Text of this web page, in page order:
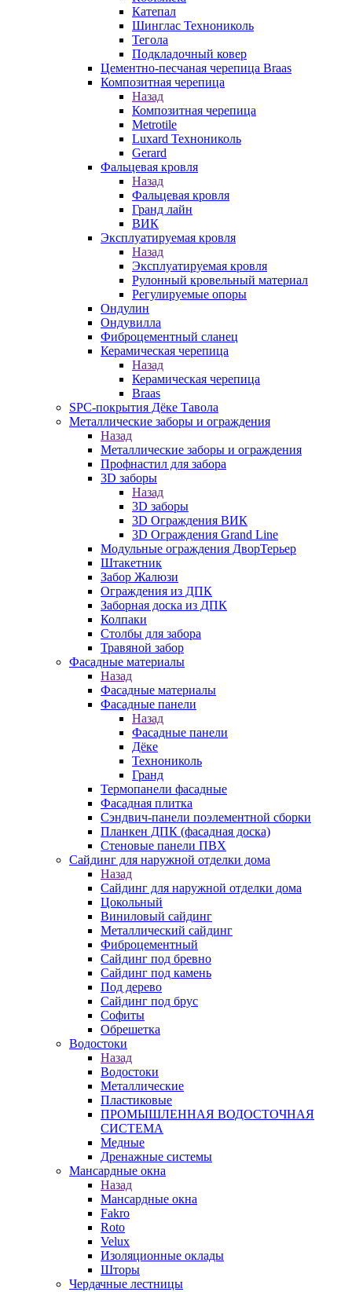
Катепал
Шинглас Технониколь
Тегола
Подкладочный ковер
Цементно-песчаная черепица Braas
Композитная черепица
Назад
Композитная черепица
Metrotile
Luxard Технониколь
Gerard
Фальцевая кровля
Назад
Фальцевая кровля
Гранд лайн
ВИК
Эксплуатируемая кровля
Назад
Эксплуатируемая кровля
Рулонный кровельный материал
Регулируемые опоры
Ондулин
Ондувилла
Фиброцементный сланец
Керамическая черепица
Назад
Керамическая черепица
Braas
SPC-покрытия Дёке Тавола
Металлические заборы и ограждения
Назад
Металлические заборы и ограждения
Профнастил для забора
3D заборы
Назад
3D заборы
3D Ограждения ВИК
3D Ограждения Grand Line
Модульные ограждения ДворТерьер
Штакетник
Забор Жалюзи
Ограждения из ДПК
Заборная доска из ДПК
Колпаки
Столбы для забора
Травяной забор
Фасадные материалы
Назад
Фасадные материалы
Фасадные панели
Назад
Фасадные панели
Дёке
Технониколь
Гранд
Термопанели фасадные
Фасадная плитка
Сэндвич-панели поэлементной сборки
Планкен ДПК (фасадная доска)
Стеновые панели ПВХ
Сайдинг для наружной отделки дома
Назад
Сайдинг для наружной отделки дома
Цокольный
Виниловый сайдинг
Металлический сайдинг
Фиброцементный
Сайдинг под бревно
Сайдинг под камень
Под дерево
Сайдинг под брус
Софиты
Обрешетка
Водостоки
Назад
Водостоки
Металлические
Пластиковые
ПРОМЫШЛЕННАЯ ВОДОСТОЧНАЯ
СИСТЕМА
Медные
Дренажные системы
Мансардные окна
Назад
Мансардные окна
Fakro
Roto
Velux
Изоляционные оклады
Шторы
Чердачные лестницы